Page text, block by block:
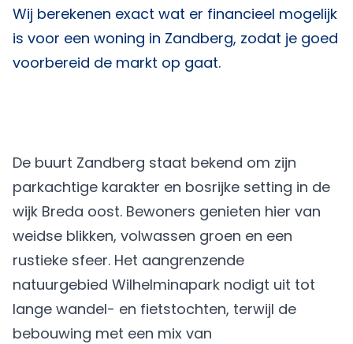
Wij berekenen exact wat er financieel mogelijk
is voor een woning in Zandberg, zodat je goed
voorbereid de markt op gaat.
De buurt Zandberg staat bekend om zijn
parkachtige karakter en bosrijke setting in de
wijk Breda oost. Bewoners genieten hier van
weidse blikken, volwassen groen en een
rustieke sfeer. Het aangrenzende
natuurgebied Wilhelminapark nodigt uit tot
lange wandel- en fietstochten, terwijl de
bebouwing met een mix van